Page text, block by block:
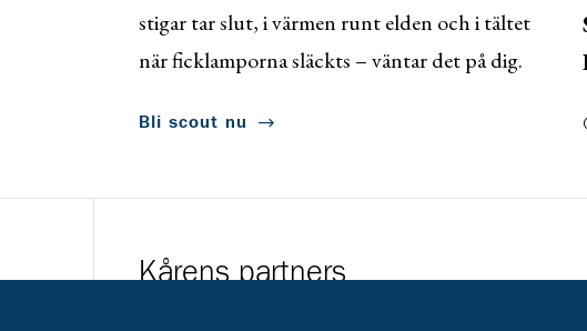
stigar tar slut, i värmen runt elden och i tältet
när ficklamporna släckts – väntar det på dig.
Bli scout nu
Kårens partners